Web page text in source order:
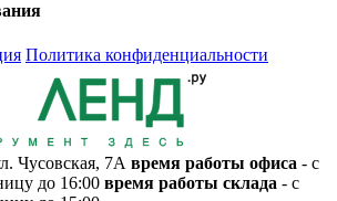
Политика конфиденциальности
Чусовская, 7А время работы офиса - с
до 16:00 время работы склада - с